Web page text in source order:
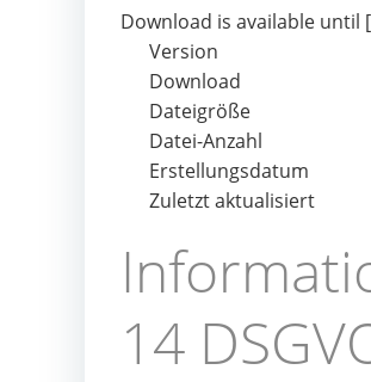
Download is available until
Version
Download
Dateigröße
Datei-Anzahl
Erstellungsdatum
Zuletzt aktualisiert
14